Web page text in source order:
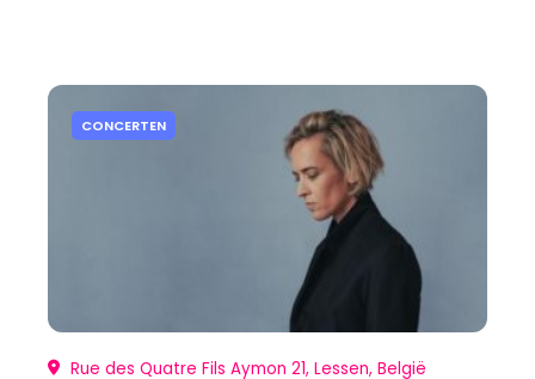
CONCERTEN
Rue des Quatre Fils Aymon 21, Lessen, België